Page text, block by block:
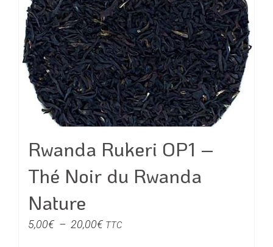
Les
options
peuvent
être
choisies
sur
la
page
du
produit
Rwanda Rukeri OP1 –
Thé Noir du Rwanda
Nature
5,00€ – 20,00€Plage
TTC